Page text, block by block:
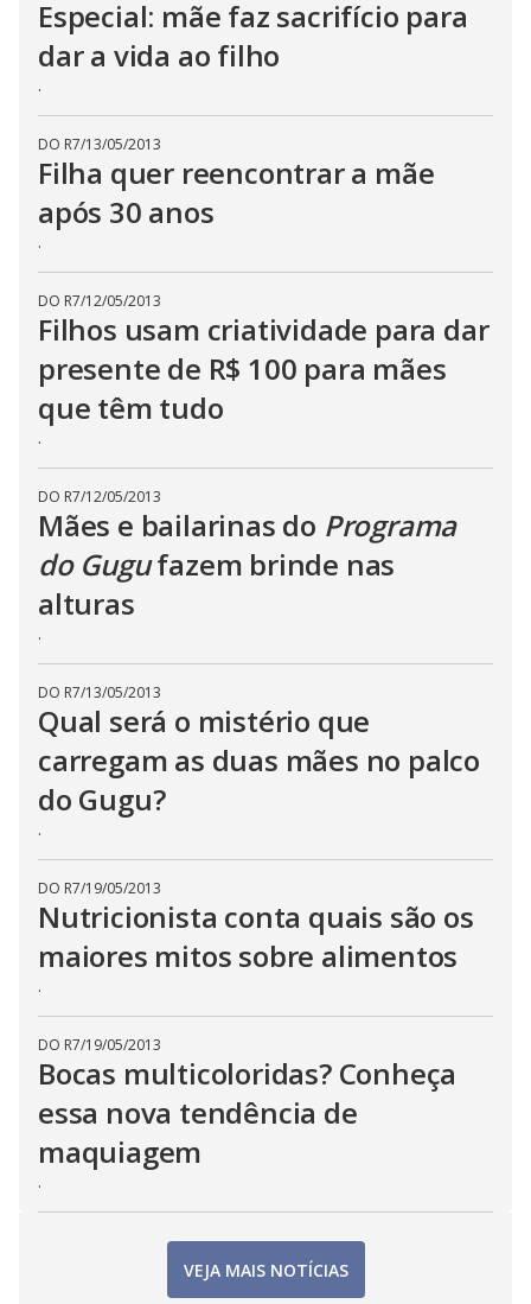
Especial: mãe faz sacrifício para
dar a vida ao filho
.
DO R7/13/05/2013
Filha quer reencontrar a mãe
após 30 anos
.
DO R7/12/05/2013
Filhos usam criatividade para dar
presente de R$ 100 para mães
que têm tudo
.
DO R7/12/05/2013
Mães e bailarinas do Programa
do Gugufazem brinde nas
alturas
.
DO R7/13/05/2013
Qual será o mistério que
carregam as duas mães no palco
do Gugu?
.
DO R7/19/05/2013
Nutricionista conta quais são os
maiores mitos sobre alimentos
.
DO R7/19/05/2013
Bocas multicoloridas? Conheça
essa nova tendência de
maquiagem
.
VEJA MAIS NOTÍCIAS